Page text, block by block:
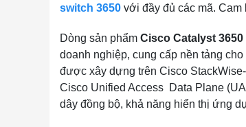
switch 3650 với đầy đủ các mã.
Dòng sản phẩm Cisco Catalyst 3650
doanh nghiệp, cung cấp nền tảng
được xây dựng trên Cisco
Cisco Unified Access Data Plane
dây đồng bộ, khả năng hiển thị ứng